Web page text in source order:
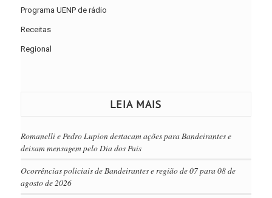
Programa UENP de rádio
Receitas
Regional
LEIA MAIS
Romanelli e Pedro Lupion destacam ações para Bandeirantes e
deixam mensagem pelo Dia dos Pais
Ocorrências policiais de Bandeirantes e região de 07 para 08 de
agosto de 2026